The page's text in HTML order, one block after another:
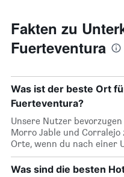
Fakten zu
Fuerteventura
Was ist der beste Ort
Fuerteventura?
Unsere Nutzer
Morro Jable und Corralejo
Orte, wenn du nach einer
Was sind die besten